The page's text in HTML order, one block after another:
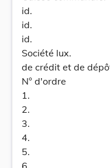
id.
id.
id.
Société lux.
de crédit et de
N° d'ordre
1.
2.
3.
4.
5.
6.